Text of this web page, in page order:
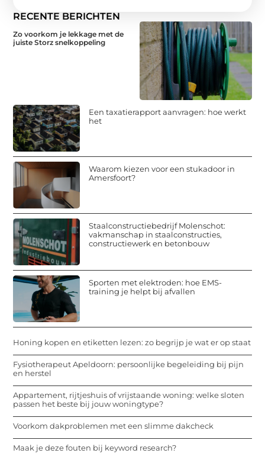
RECENTE BERICHTEN
Zo voorkom je lekkage met de
juiste Storz snelkoppeling
Een taxatierapport aanvragen: hoe werkt
het
Waarom kiezen voor een stukadoor in
Amersfoort?
Staalconstructiebedrijf Molenschot:
vakmanschap in staalconstructies,
constructiewerk en betonbouw
Sporten met elektroden: hoe EMS-
training je helpt bij afvallen
Honing kopen en etiketten lezen: zo begrijp je wat er op staat
Fysiotherapeut Apeldoorn: persoonlijke begeleiding bij pijn
en herstel
Appartement, rijtjeshuis of vrijstaande woning: welke sloten
passen het beste bij jouw woningtype?
Voorkom dakproblemen met een slimme dakcheck
Maak je deze fouten bij keyword research?